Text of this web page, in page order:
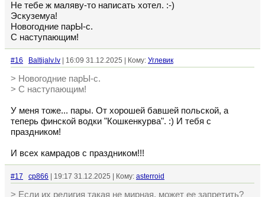
Не тебе ж маляву-то написать хотел. :-)
Эскуземуа!
Новогодние парЫ-с.
С наступающим!
#16 Baltijalv.lv | 16:09 31.12.2025 | Кому: Углевик
> Новогодние парЫ-с.
> С наступающим!
У меня тоже... пары. От хорошей бавшей польской, а
теперь финской водки "Кошкенкурва". :) И тебя с
праздником!
И всех камрадов с праздником!!!
#17 cp866 | 19:17 31.12.2025 | Кому: asterroid
> Если их религия такая не мирная, может ее запретить?